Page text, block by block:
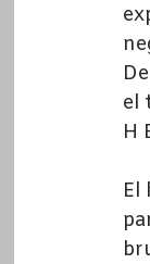
el
H
El